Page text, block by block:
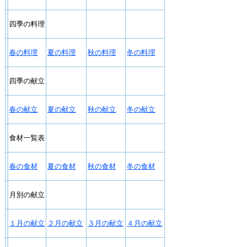
四季の料理
春の料理 夏の料理 秋の料理 冬の料理
四季の献立
春の献立 夏の献立 秋の献立 冬の献立
食材一覧表
春の食材 夏の食材 秋の食材 冬の食材
月別の献立
１月の献立 ２月の献立 ３月の献立 ４月の献立